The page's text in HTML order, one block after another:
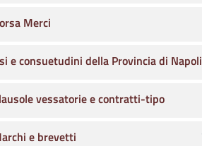
Merci
e consuetudini della Provincia di Napoli
vessatorie e contratti-tipo
e brevetti